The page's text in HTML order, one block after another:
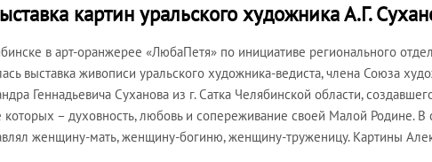
картин уральского художника А.Г.
в арт-оранжерее «ЛюбаПетя» по инициативе регионального
выставка живописи уральского художника-ведиста, члена Союза
Геннадьевича Суханова из г. Сатка Челябинской области,
которых – духовность, любовь и сопереживание своей Малой Родине. В
женщину-мать, женщину-богиню, женщину-труженицу. Картины